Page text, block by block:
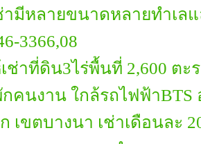
ามีหลายขนาดหลายทำเ
3366,08
ช่าที่ดิน3ไร่พื้นที่ 2,600 ต
คนงาน ใกล้รถไฟฟ้า
เขตบางนา เช่าเดือนละ